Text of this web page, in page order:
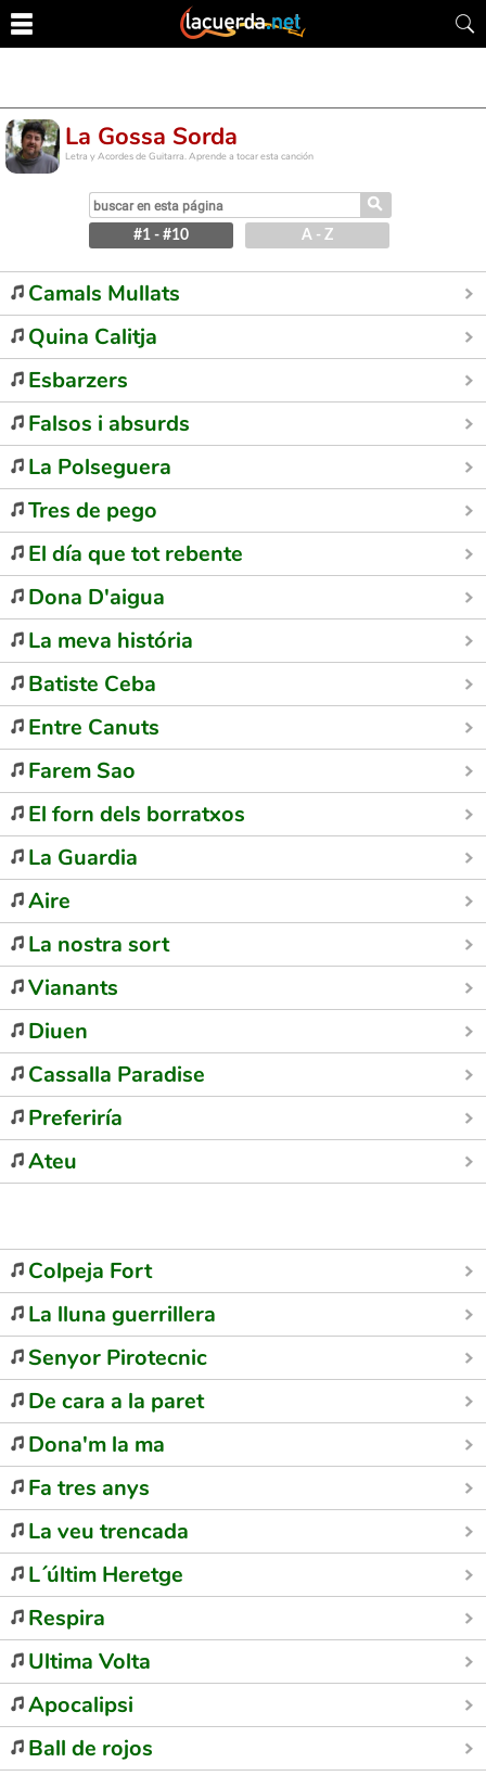
La Gossa Sorda
Letra y Acordes de Guitarra. Aprende a tocar esta canción
⚲
#1 - #10 A - Z
Camals Mullats
Quina Calitja
Esbarzers
Falsos i absurds
La Polseguera
Tres de pego
El día que tot rebente
Dona D'aigua
La meva história
Batiste Ceba
Entre Canuts
Farem Sao
El forn dels borratxos
La Guardia
Aire
La nostra sort
Vianants
Diuen
Cassalla Paradise
Preferiría
Ateu
Colpeja Fort
La lluna guerrillera
Senyor Pirotecnic
De cara a la paret
Dona'm la ma
Fa tres anys
La veu trencada
L´últim Heretge
Respira
Ultima Volta
Apocalipsi
Ball de rojos